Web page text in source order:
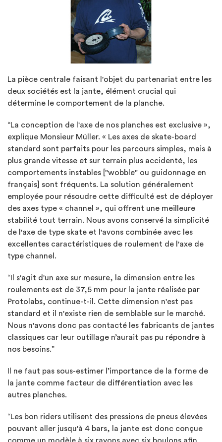
La pièce centrale faisant l'objet du partenariat entre les
deux sociétés est la jante, élément crucial qui
détermine le comportement de la planche.
“La conception de l'axe de nos planches est exclusive »,
explique Monsieur Müller. « Les axes de skate-board
standard sont parfaits pour les parcours simples, mais à
plus grande vitesse et sur terrain plus accidenté, les
comportements instables ["wobble" ou guidonnage en
français] sont fréquents. La solution généralement
employée pour résoudre cette difficulté est de déployer
des axes type « channel », qui offrent une meilleure
stabilité tout terrain. Nous avons conservé la simplicité
de l'axe de type skate et l'avons combinée avec les
excellentes caractéristiques de roulement de l'axe de
type channel.
“Il s'agit d'un axe sur mesure, la dimension entre les
roulements est de 37,5 mm pour la jante réalisée par
Protolabs, continue-t-il. Cette dimension n'est pas
standard et il n'existe rien de semblable sur le marché.
Nous n'avons donc pas contacté les fabricants de jantes
classiques car leur outillage n’aurait pas pu répondre à
nos besoins.”
Il ne faut pas sous-estimer l’importance de la forme de
la jante comme facteur de différentiation avec les
autres planches.
“Les bon riders utilisent des pressions de pneus élevées
pouvant aller jusqu'à 4 bars, la jante est donc conçue
comme un modèle à six rayons avec six boulons afin